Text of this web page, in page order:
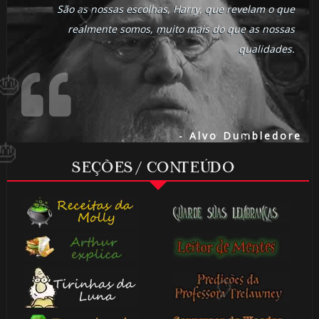
São as nossas escolhas, Harry, que revelam o que
realmente somos, muito mais do que as nossas
qualidades.
- Alvo Dumbledore
SEÇÕES / CONTEÚDO
🎂
🎈